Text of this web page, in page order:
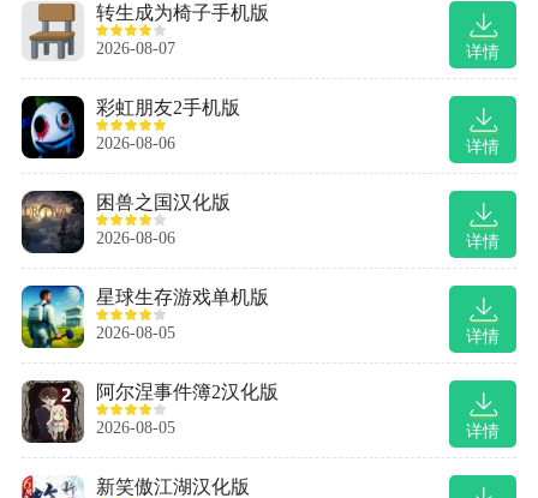
详情
转生成为椅子手机版
2026-08-07
详情
彩虹朋友2手机版
2026-08-06
详情
困兽之国汉化版
2026-08-06
详情
星球生存游戏单机版
2026-08-05
详情
阿尔涅事件簿2汉化版
2026-08-05
新笑傲江湖汉化版